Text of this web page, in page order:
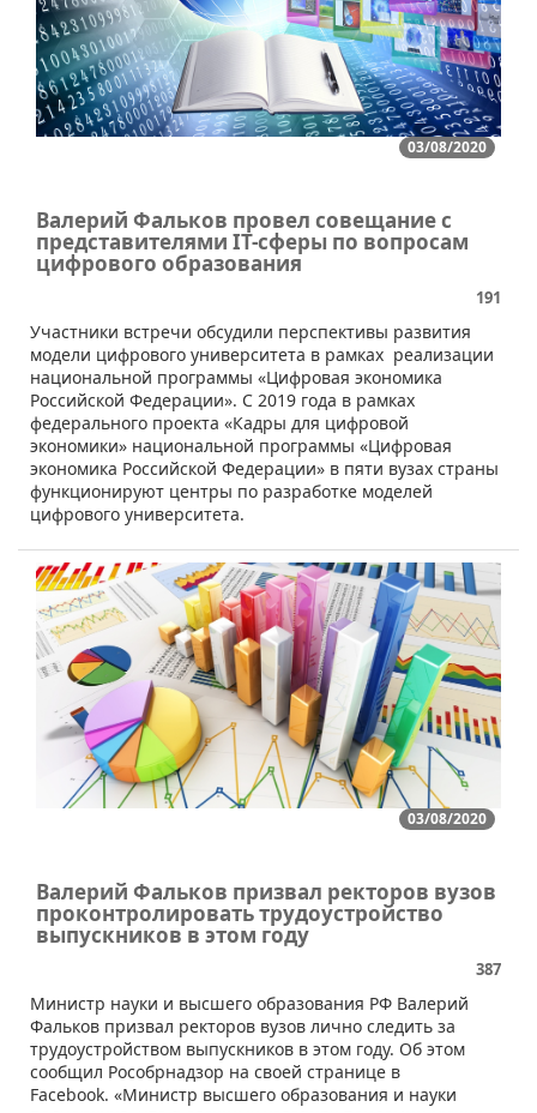
03/08/2020
Валерий Фальков провел совещание с
представителями IT-сферы по вопросам
цифрового образования
191
Участники встречи обсудили перспективы развития
модели цифрового университета в рамках реализации
национальной программы «Цифровая экономика
Российской Федерации». С 2019 года в рамках
федерального проекта «Кадры для цифровой
экономики» национальной программы «Цифровая
экономика Российской Федерации» в пяти вузах страны
функционируют центры по разработке моделей
цифрового университета.
03/08/2020
Валерий Фальков призвал ректоров вузов
проконтролировать трудоустройство
выпускников в этом году
387
​Министр науки и высшего образования РФ Валерий
Фальков призвал ректоров вузов лично следить за
трудоустройством выпускников в этом году. Об этом
сообщил Рособрнадзор на своей странице в
Facebook. «Министр высшего образования и науки